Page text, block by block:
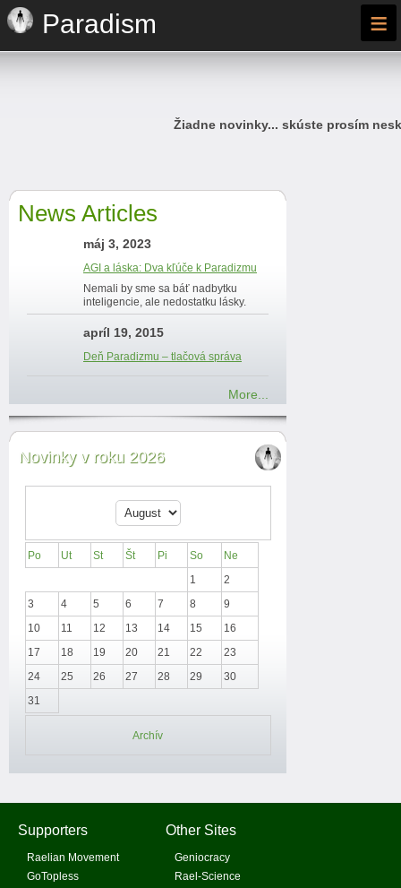
Paradism ≡
Žiadne novinky... skúste prosím
News Articles
máj 3, 2023
AGI a láska: Dva kľúče k Paradizmu
Nemali by sme sa báť nadbytku
inteligencie, ale nedostatku lásky.
apríl 19, 2015
Deň Paradizmu – tlačová správa
More...
Novinky v roku 2026
Po Ut St Št Pi So
Ne
1
2
3
4 5 6 7 8
9
10
11 12 13 14 15
16
17
18 19 20 21 22
23
24
25 26 27 28 29
30
31
Archív
Supporters
Raelian Movement
GoTopless
Other Sites
Geniocracy
Rael-Science